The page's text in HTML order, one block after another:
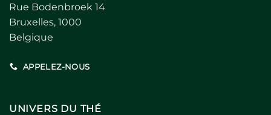
Rue Bodenbroek 14
Bruxelles, 1000
Belgique
APPELEZ-NOUS
UNIVERS DU THÉ